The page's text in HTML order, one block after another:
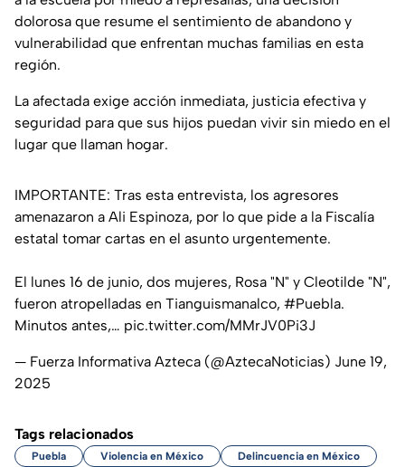
dolorosa que resume el sentimiento de abandono y
vulnerabilidad que enfrentan muchas familias en esta
región.
La afectada exige acción inmediata, justicia efectiva y
seguridad para que sus hijos puedan vivir sin miedo en el
lugar que llaman hogar.
IMPORTANTE: Tras esta entrevista, los agresores
amenazaron a Ali Espinoza, por lo que pide a la Fiscalía
estatal tomar cartas en el asunto urgentemente.
El lunes 16 de junio, dos mujeres, Rosa "N" y Cleotilde "N",
fueron atropelladas en Tianguismanalco, #Puebla.
Minutos antes,… pic.twitter.com/MMrJV0Pi3J
— Fuerza Informativa Azteca (@AztecaNoticias) June 19,
2025
Tags relacionados
Puebla Violencia en México Delincuencia en México